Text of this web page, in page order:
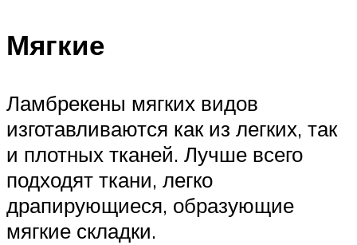
Мягкие
Ламбрекены мягких видов
изготавливаются как из легких, так
и плотных тканей. Лучше всего
подходят ткани, легко
драпирующиеся, образующие
мягкие складки.